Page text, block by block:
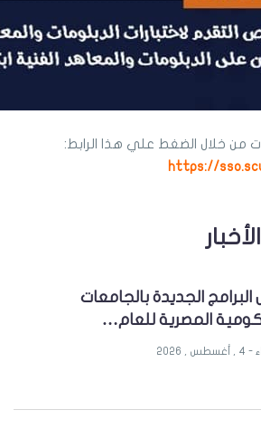
من خلال الضغط علي هذا الرابط:
https://
البرامج الجديدة بالجامعات
المصرية للعام…
, 2026